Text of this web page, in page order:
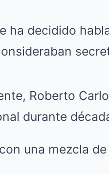
ha decidido
Roberto
durante
una mezcla